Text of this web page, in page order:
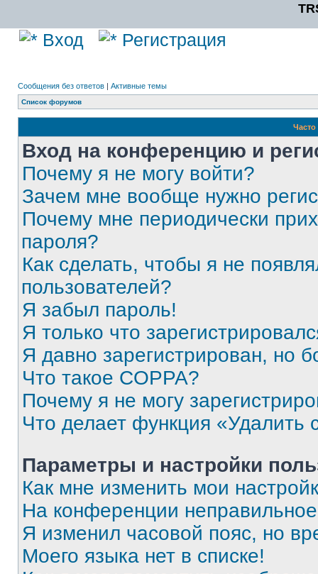
Вход Регистрация
Сообщения без ответов | Активные темы
Список форумов
Вход на конференцию и
Почему я не могу войти?
Зачем мне вообще нужно
Почему мне периодически
пароля?
Как сделать, чтобы я не
пользователей?
Я забыл пароль!
Я только что
Я давно зарегистрирован, но
Что такое COPPA?
Почему я не могу
Что делает функция «Удалить
Параметры и настройки
Как мне изменить мои
На конференции
Я изменил часовой пояс, но
Моего языка нет в списке!